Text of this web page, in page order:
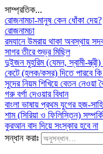
সাম্প্রতিক...
রোজনামচা-মানুষ কেন ধোঁকা দেয়?
রোজনামচা
রমযানে উমরায় থাকা অবস্থায়
সাগর তীরে শুভ্র মিছিল
দুইজন মুহরিম (যেমন, স্বামী-
কেটে (হলক/কসর) দিতে পারবে কি
সুদের নিয়ম শিখিয়ে বেতন নেওয়া
গরু বর্গা দেওয়ার বিধান
বাংলা ভাষায় প্রথম যুগের হজ-
শাম (সিরিয়া ও ফিলিস্তিন)
কুরআন বাদ দিয়ে সংস্কার হবে না
সন্ধান করাঃ